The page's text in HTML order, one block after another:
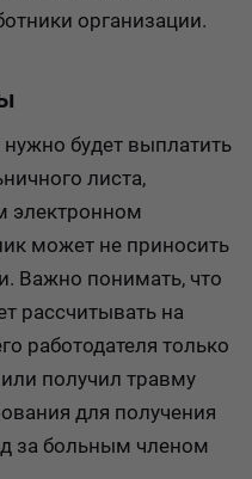
организации.
будет выплатить
листа,
электронном
может не приносить
Важно понимать, что
рассчитывать на
работодателя только
получил травму
для получения
за больным членом